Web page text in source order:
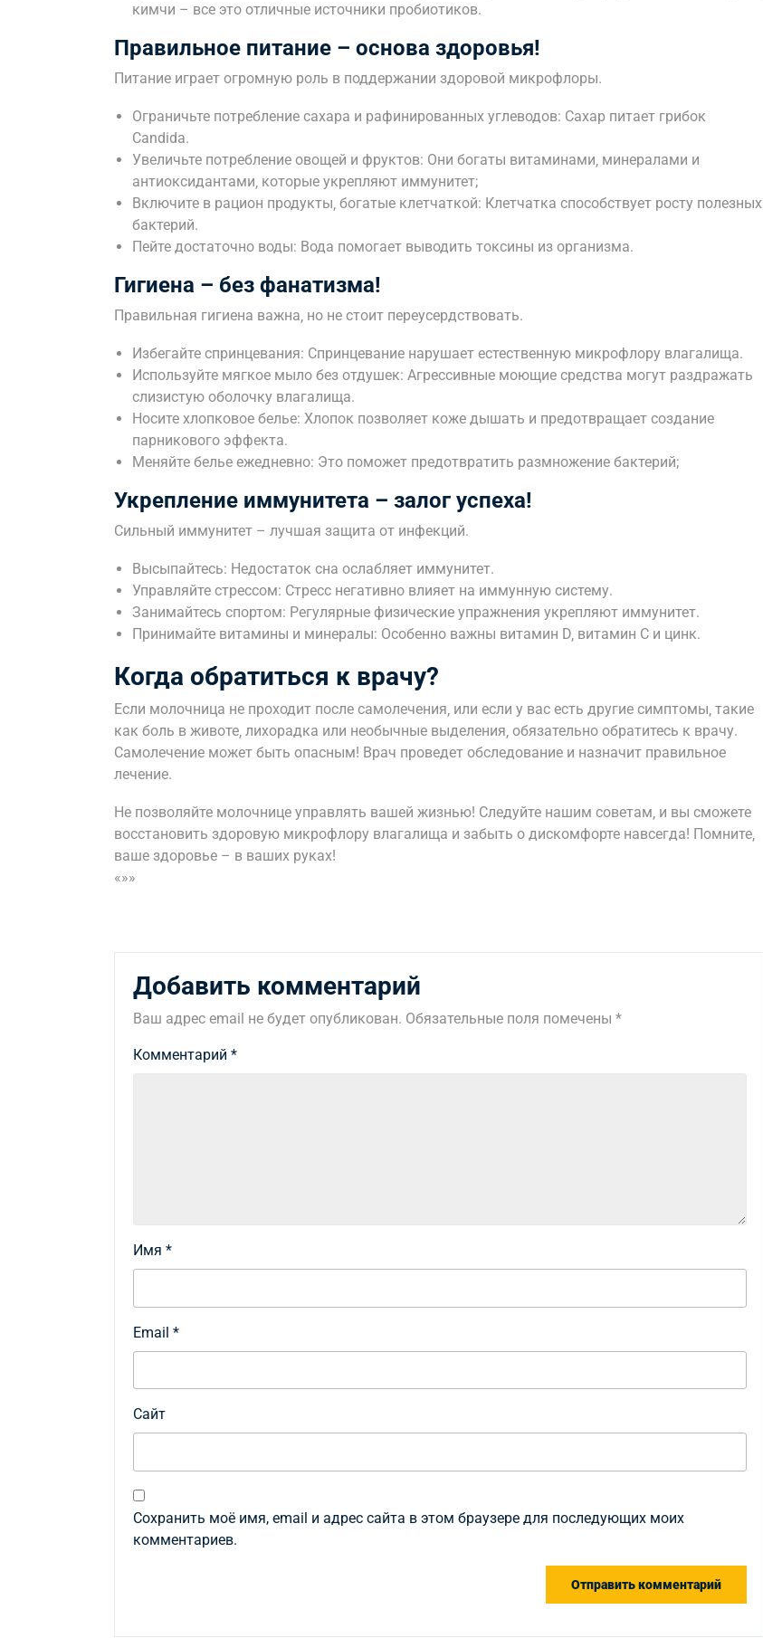
кимчи – все это отличные источники пробиотиков.
Правильное питание – основа здоровья!
Питание играет огромную роль в поддержании здоровой микрофлоры.
Ограничьте потребление сахара и рафинированных углеводов: Сахар питает грибок
Candida.
Увеличьте потребление овощей и фруктов: Они богаты витаминами‚ минералами и
антиоксидантами‚ которые укрепляют иммунитет;
Включите в рацион продукты‚ богатые клетчаткой: Клетчатка способствует росту полезных
бактерий.
Пейте достаточно воды: Вода помогает выводить токсины из организма.
Гигиена – без фанатизма!
Правильная гигиена важна‚ но не стоит переусердствовать.
Избегайте спринцевания: Спринцевание нарушает естественную микрофлору влагалища.
Используйте мягкое мыло без отдушек: Агрессивные моющие средства могут раздражать
слизистую оболочку влагалища.
Носите хлопковое белье: Хлопок позволяет коже дышать и предотвращает создание
парникового эффекта.
Меняйте белье ежедневно: Это поможет предотвратить размножение бактерий;
Укрепление иммунитета – залог успеха!
Сильный иммунитет – лучшая защита от инфекций.
Высыпайтесь: Недостаток сна ослабляет иммунитет.
Управляйте стрессом: Стресс негативно влияет на иммунную систему.
Занимайтесь спортом: Регулярные физические упражнения укрепляют иммунитет.
Принимайте витамины и минералы: Особенно важны витамин D‚ витамин C и цинк.
Когда обратиться к врачу?
Если молочница не проходит после самолечения‚ или если у вас есть другие симптомы‚ такие
как боль в животе‚ лихорадка или необычные выделения‚ обязательно обратитесь к врачу.
Самолечение может быть опасным! Врач проведет обследование и назначит правильное
лечение.
Не позволяйте молочнице управлять вашей жизнью! Следуйте нашим советам‚ и вы сможете
восстановить здоровую микрофлору влагалища и забыть о дискомфорте навсегда! Помните‚
ваше здоровье – в ваших руках!
«»»
Добавить комментарий
Ваш адрес email не будет опубликован. Обязательные поля помечены *
Комментарий *
Имя *
Email *
Сайт
Сохранить моё имя, email и адрес сайта в этом браузере для последующих моих
комментариев.